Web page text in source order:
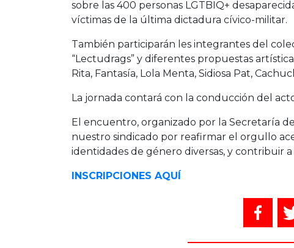
sobre las 400 personas LGTBIQ+
víctimas de la última dictadura cívico-militar.
También participarán les integrantes del
“Lectudrags” y diferentes propuestas
Rita, Fantasía, Lola Menta, Sidiosa Pat,
La jornada contará con la conducción del
El encuentro, organizado por la Secretaría
nuestro sindicado por reafirmar el orgullo
identidades de género diversas, y contribuir a
INSCRIPCIONES AQUÍ